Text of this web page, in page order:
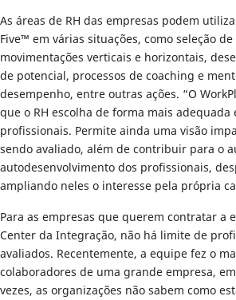
As áreas de RH das empresas podem
Five™ em várias situações, como seleção
movimentações verticais e horizontais,
de potencial, processos de coaching e
desempenho, entre outras ações. “O
que o RH escolha de forma mais adequada
profissionais. Permite ainda uma visão
sendo avaliado, além de contribuir para o
autodesenvolvimento dos profissionais,
ampliando neles o interesse pela própria
Para as empresas que querem contratar a
Center da Integração, não há limite de
avaliados. Recentemente, a equipe fez o
colaboradores de uma grande empresa,
vezes, as organizações não sabem como